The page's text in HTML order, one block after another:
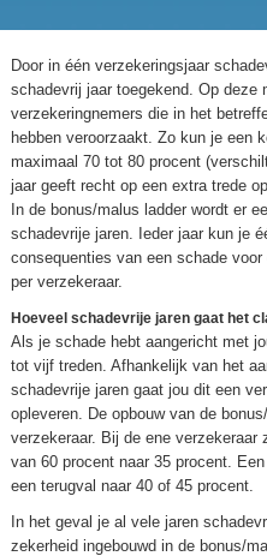
Door in één verzekeringsjaar
schadevrij jaar toegekend. Op deze
verzekeringnemers die in het
hebben veroorzaakt. Zo kun je een
maximaal 70 tot 80 procent
jaar geeft recht op een extra trede
In de bonus/malus ladder wordt er
schadevrije jaren. Ieder jaar kun je
consequenties van een schade
per verzekeraar.
Hoeveel schadevrije jaren gaat het
Als je schade hebt aangericht met
tot vijf treden. Afhankelijk van het
schadevrije jaren gaat jou dit een
opleveren. De opbouw van de
verzekeraar. Bij de ene verzekeraar
van 60 procent naar 35 procent.
een terugval naar 40 of 45 procent.
In het geval je al vele jaren
zekerheid ingebouwd in de bonus/